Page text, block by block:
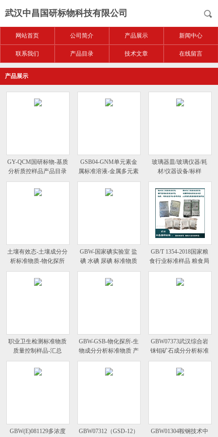
武汉中昌国研标物科技有限公司
网站首页 公司简介 产品展示 新闻中心
联系我们 产品目录 技术文章 在线留言
产品展示
GY-QCM国研标物-基质
分析质控样品产品目录
GSB04-GNM单元素金
属标准溶液-金属多元素
混标标液
玻璃器皿/玻璃仪器/耗
材/仪器设备/标样
土壤有效态-土壤成分分
析标准物质-物化探所
GBW-国家碘实验室 盐
碘 水碘 尿碘 标准物质
GB/T 1354-2018国家粮
食行业标准样品 粮食局
新品
职业卫生检测标准物质
质量控制样品-汇总
GBW-GSB-物化探所-生
物成分分析标准物质 产
品总览
GBW07373武汉综合岩
铼钼矿石成分分析标准
物质 标样
GBW(E)081129多浓度
GBW07312（GSD-12）
GBW01304鞍钢技术中